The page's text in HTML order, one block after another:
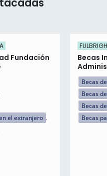
Fundación
el extranjero
Becas
Becas
Becas
Becas
Becas